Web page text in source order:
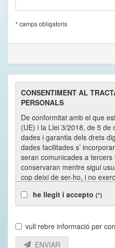
* camps obligatoris
CONSENTIMENT AL
PERSONALS
De conformitat amb el que
(UE) i la Llei 3/2018, de 5
dades i garantia dels drets
dades facilitades s’
seran comunicades a
conservaran mentre sigui
cop deixi de ser-ho, i no
virtut de les normatives fiscals
i el Data Center es troba dins
informàtica de la mateixa la
TECHNOLOGIES, SL amb
he llegit i accepto (*)
vull rebre informació per
ENVIAR